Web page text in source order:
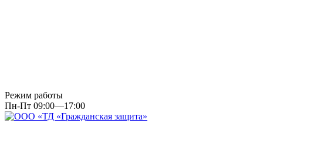
Режим работы
Пн-Пт 09:00—17:00